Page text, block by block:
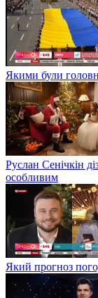
Якими були
Руслан Сенічкін
особливим
Який прогноз